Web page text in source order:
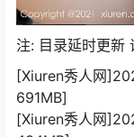
注: 目录延时更新
[Xiuren秀人网
691MB]
[Xiuren秀人网